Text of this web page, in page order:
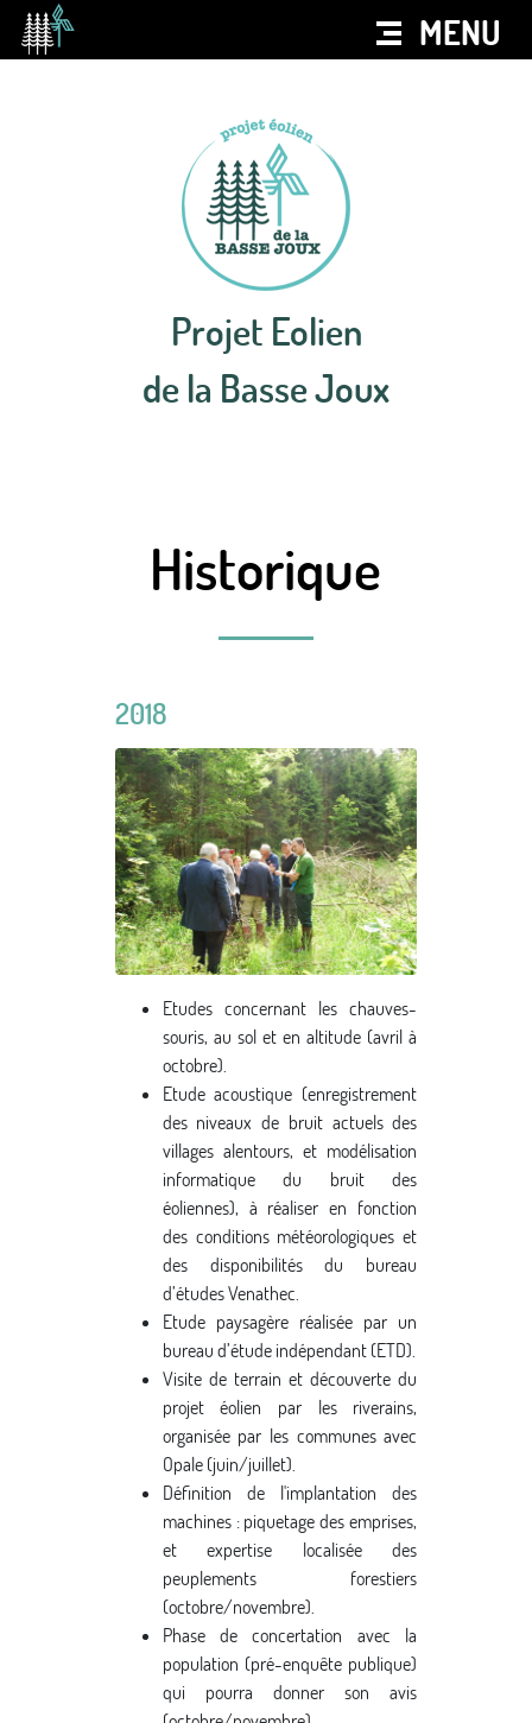
Projet Eolien
de la Basse Joux
MENU
Historique
2018
Etudes concernant les chauves-
souris, au sol et en altitude (avril à
octobre).
Etude acoustique (enregistrement
des niveaux de bruit actuels des
villages alentours, et modélisation
informatique du bruit des
éoliennes), à réaliser en fonction
des conditions météorologiques et
des disponibilités du bureau
d’études Venathec.
Etude paysagère réalisée par un
bureau d’étude indépendant (ETD).
Visite de terrain et découverte du
projet éolien par les riverains,
organisée par les communes avec
Opale (juin/juillet).
Définition de l'implantation des
machines : piquetage des emprises,
et expertise localisée des
peuplements forestiers
(octobre/novembre).
Phase de concertation avec la
population (pré-enquête publique)
qui pourra donner son avis